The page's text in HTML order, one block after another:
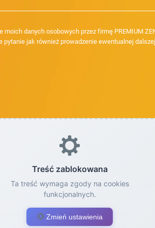
moich danych osobowych przez firmę PREMIUM
pytanie jak również prowadzenie ewentualnej
Treść zablokowana
Ta treść wymaga zgody na cookies
funkcjonalnych.
Zmień ustawienia